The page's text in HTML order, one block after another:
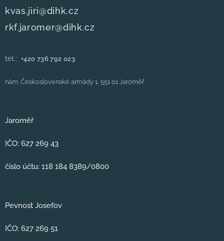
kvas.jiri@dihk.cz
rkf.jaromer@dihk.cz
tel.: +420 736 792 023
nám. Československé armády 1, 551 01 Jaroměř
Jaroměř
IČO: 627 269 43
číslo účtu: 118 184 8389/0800
Pevnost Josefov
IČO: 627 269 51